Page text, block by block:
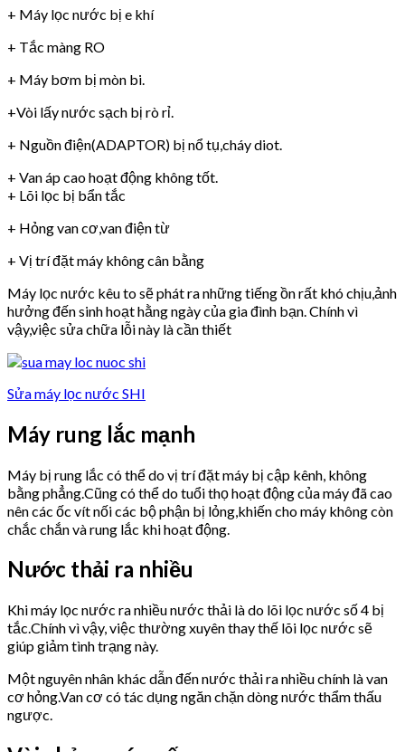
+ Máy lọc nước bị e khí
+ Tắc màng RO
+ Máy bơm bị mòn bi.
+Vòi lấy nước sạch bị rò rỉ.
+ Nguồn điện(ADAPTOR) bị nổ tụ,cháy diot.
+ Van áp cao hoạt động không tốt.
+ Lõi lọc bị bẩn tắc
+ Hỏng van cơ,van điện từ
+ Vị trí đặt máy không cân bằng
Máy lọc nước kêu to sẽ phát ra những tiếng ồn rất khó chịu,ảnh
hưởng đến sinh hoạt hằng ngày của gia đình bạn. Chính vì
vậy,việc sửa chữa lỗi này là cần thiết
Sửa máy lọc nước SHI
Máy rung lắc mạnh
Máy bị rung lắc có thể do vị trí đặt máy bị cập kênh, không
bằng phẳng.Cũng có thể do tuổi thọ hoạt động của máy đã cao
nên các ốc vít nối các bộ phận bị lỏng,khiến cho máy không còn
chắc chắn và rung lắc khi hoạt động.
Nước thải ra nhiều
Khi máy lọc nước ra nhiều nước thải là do lõi lọc nước số 4 bị
tắc.Chính vì vậy, việc thường xuyên thay thế lõi lọc nước sẽ
giúp giảm tình trạng này.
Một nguyên nhân khác dẫn đến nước thải ra nhiều chính là van
cơ hỏng.Van cơ có tác dụng ngăn chặn dòng nước thẩm thấu
ngược.